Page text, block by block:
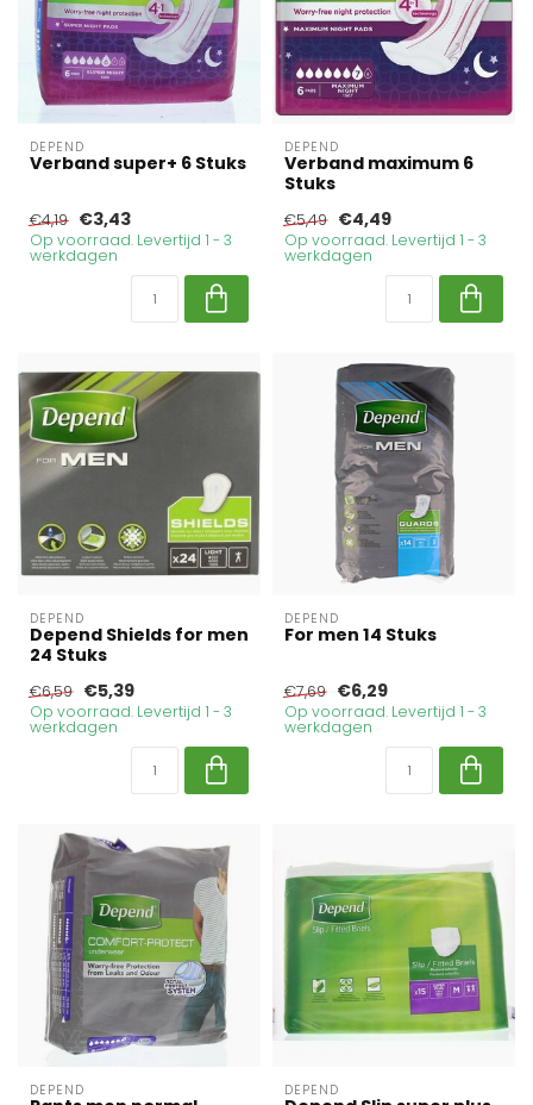
DEPEND
Verband super+ 6 Stuks
€4,19 €3,43
Op voorraad. Levertijd 1 - 3
werkdagen
DEPEND
Verband maximum 6
Stuks
€5,49 €4,49
Op voorraad. Levertijd 1 - 3
werkdagen
DEPEND
Depend Shields for men
24 Stuks
€6,59 €5,39
Op voorraad. Levertijd 1 - 3
werkdagen
DEPEND
For men 14 Stuks
€7,69 €6,29
Op voorraad. Levertijd 1 - 3
werkdagen
DEPEND DEPEND